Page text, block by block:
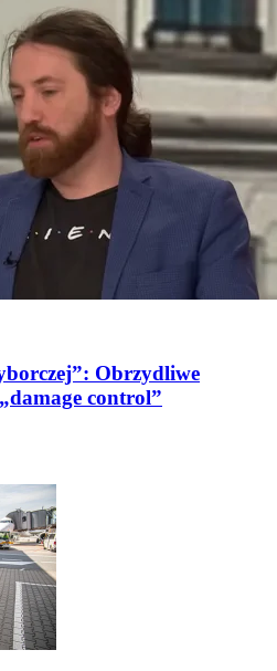
Obrzydliwe
control”